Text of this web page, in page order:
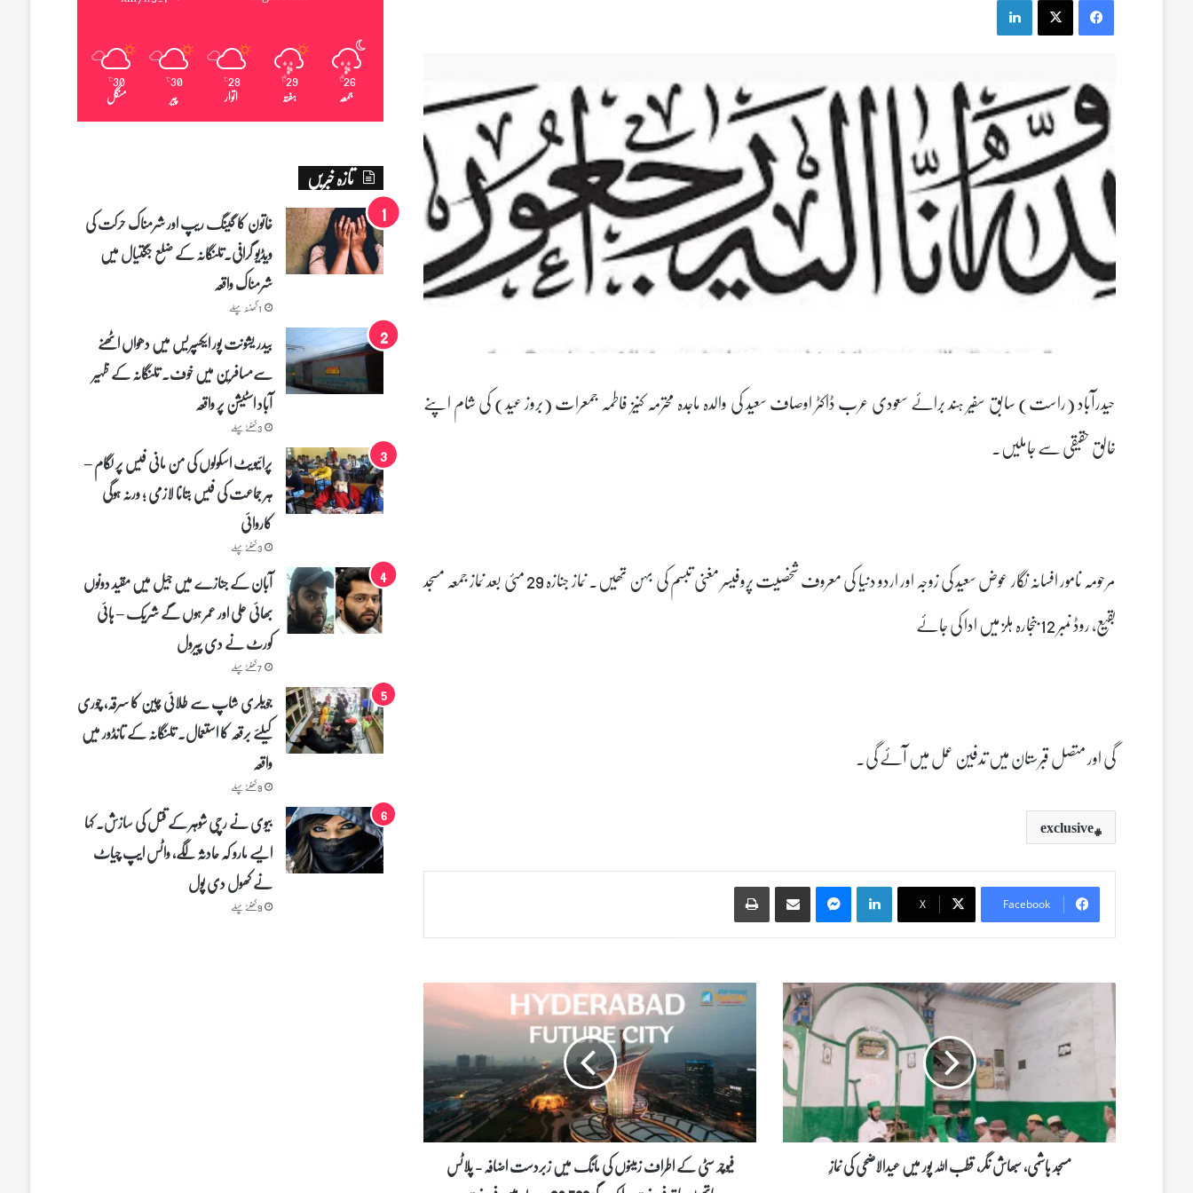
حیدرآباد (راست) سابق سفیر ہند برائے سعودی عرب ڈاکٹر اوصاف سعید کی والدہ ماجدہ محترمہ کنیز فاطمہ جمعرات (بروز عید) کی شام اپنے
خالق حقیقی سے جاملیں۔
مرحومہ نامور افسانہ نگار عوض سعید کی زوجہ اور اردو دنیا کی معروف شخصیت پروفیسر مغنی تبسم کی بہن تھیں۔ نماز جنازہ 29 مئی بعد نماز جمعہ مسجد
بقیع، روڈ نمبر 12 بنجارہ ہلز میں ادا کی جائے
گی اور متصل قبرستان میں تدفین عمل میں آئے گی۔
exclusive
Facebook
X
LinkedIn
Messenger
Share via Email
Print
م
س
ج
د
ہ
ا
ش
م
ی
مسجد ہاشمی، سبھاش نگر، قطب اللہ پور میں عیدالاضحی کی نمازِ
ف
و
چ
ر
س
ی
ک
فیوچر سٹی کے اطراف زمینوں کی مانگ میں زبردست اضافہ - پلاٹس
26
℃
جمعہ
29
℃
ہفتہ
28
℃
اتوار
30
℃
پیر
30
℃
منگل
تازہ خبریں
خاتون کا گینگ ریپ اور شرمناک حرکت کی
ویڈیو گرافی۔تلنگانہ کے ضلع جگتیال میں
شرمناک واقعہ
1 گھنٹہ پہلے
بیدر یشونت پور ایکسپریس میں دھواں اٹھنے
سے‌مسافرین میں خوف۔ تلنگانہ کے ظہیر
آباد اسٹیشن پر واقعہ
3 گھنٹے پہلے
پرائیویٹ اسکولوں کی من مانی فیس پر لگام –
ہر جماعت کی فیس بتانا لازمی ؛ ورنہ ہوگی
کاروائی
3 گھنٹے پہلے
آبان کے جنازے میں جیل میں مقید دونوں
بھائی علی اور عمر ہوں گے شریک – ہائی
کورٹ نے دی پیرول
7 گھنٹے پہلے
جویلری شاپ سے طلائی چین کا سرقہ، چوری
کیلئے برقعہ کا استعمال۔ تلنگانہ کے تانڈور میں
واقعہ
9 گھنٹے پہلے
بیوی نے رچی شوہر کے قتل کی سازش۔ کہا
ایسے مارو کہ حادثہ لگے، واٹس ایپ چیاٹ
نے کھول دی پول
9 گھنٹے پہلے